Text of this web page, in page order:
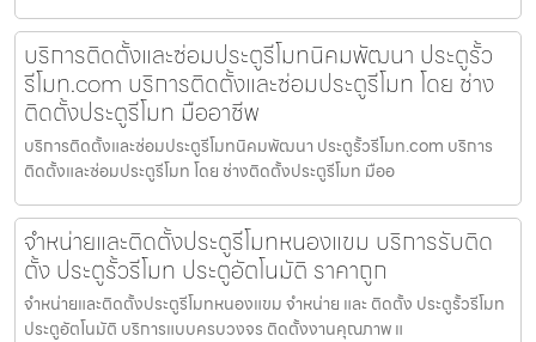
บริการติดตั้งและซ่อมประตูรีโมทนิคมพัฒนา ประตูรั้ว
รีโมท.com บริการติดตั้งและซ่อมประตูรีโมท โดย ช่าง
ติดตั้งประตูรีโมท มืออาชีพ
บริการติดตั้งและซ่อมประตูรีโมทนิคมพัฒนา ประตูรั้วรีโมท.com บริการ
ติดตั้งและซ่อมประตูรีโมท โดย ช่างติดตั้งประตูรีโมท มืออ
จำหน่ายและติดตั้งประตูรีโมทหนองแขม บริการรับติด
ตั้ง ประตูรั้วรีโมท ประตูอัตโนมัติ ราคาถูก
จำหน่ายและติดตั้งประตูรีโมทหนองแขม จำหน่าย และ ติดตั้ง ประตูรั้วรีโมท
ประตูอัตโนมัติ บริการแบบครบวงจร ติดตั้งงานคุณภาพ แ